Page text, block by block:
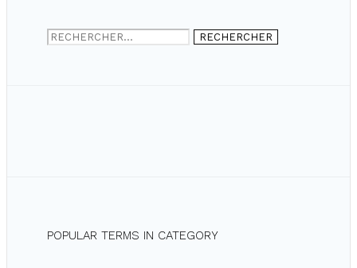
Rechercher :
POPULAR TERMS IN CATEGORY